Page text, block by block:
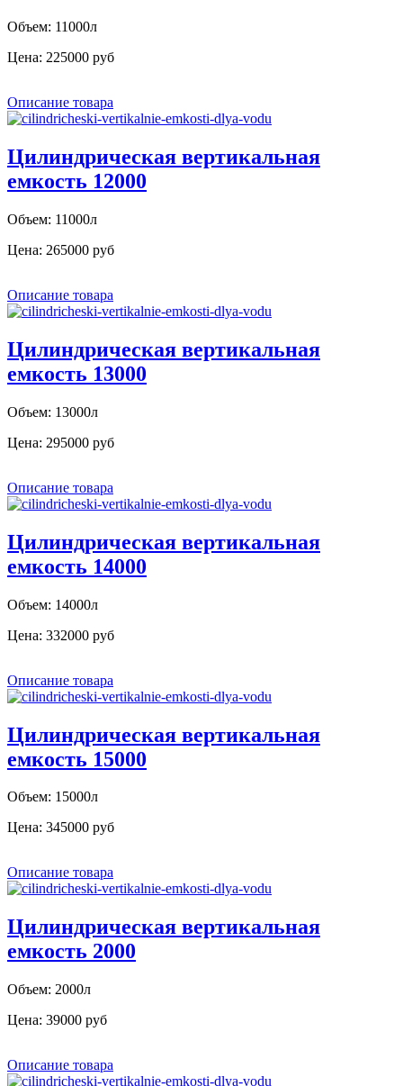
Объем: 11000л
Цена: 225000 руб
Описание товара
Цилиндрическая вертикальная
емкость 12000
Объем: 11000л
Цена: 265000 руб
Описание товара
Цилиндрическая вертикальная
емкость 13000
Объем: 13000л
Цена: 295000 руб
Описание товара
Цилиндрическая вертикальная
емкость 14000
Объем: 14000л
Цена: 332000 руб
Описание товара
Цилиндрическая вертикальная
емкость 15000
Объем: 15000л
Цена: 345000 руб
Описание товара
Цилиндрическая вертикальная
емкость 2000
Объем: 2000л
Цена: 39000 руб
Описание товара